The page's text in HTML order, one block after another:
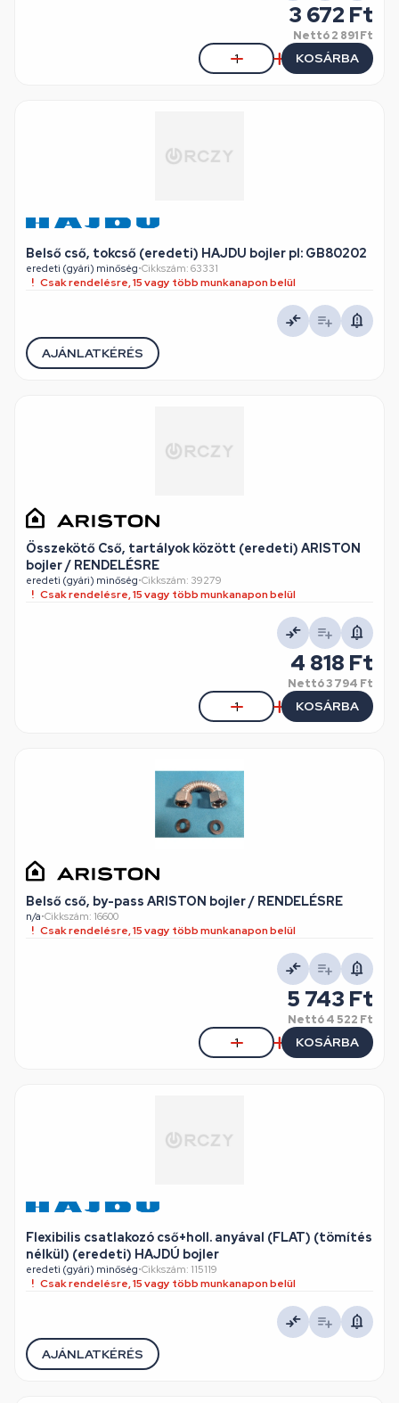
3 672 Ft
Nettó2 891 Ft
KOSÁRBA
Belső cső, tokcső (eredeti) HAJDU bojler pl: GB80202
eredeti (gyári) minőség•Cikkszám: 63331
Csak rendelésre, 15 vagy több munkanapon belül
AJÁNLATKÉRÉS
Összekötő Cső, tartályok között (eredeti) ARISTON
bojler / RENDELÉSRE
eredeti (gyári) minőség•Cikkszám: 39279
Csak rendelésre, 15 vagy több munkanapon belül
4 818 Ft
Nettó3 794 Ft
KOSÁRBA
Belső cső, by-pass ARISTON bojler / RENDELÉSRE
n/a•Cikkszám: 16600
Csak rendelésre, 15 vagy több munkanapon belül
5 743 Ft
Nettó4 522 Ft
KOSÁRBA
Flexibilis csatlakozó cső+holl. anyával (FLAT) (tömítés
nélkül) (eredeti) HAJDÚ bojler
eredeti (gyári) minőség•Cikkszám: 115119
Csak rendelésre, 15 vagy több munkanapon belül
AJÁNLATKÉRÉS